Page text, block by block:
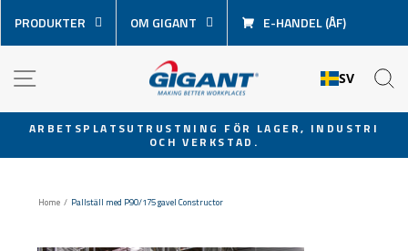
över
innehåll
PRODUKTER OM GIGANT E-HANDEL (ÅF)
SV
Pausa
ARBETSPLATSUTRUSTNING FÖR LAGER, INDUSTRI
OCH VERKSTAD.
Home / Pallställ med P90/175 gavel Constructor